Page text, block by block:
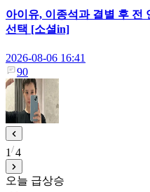
아이유, 이종석과 결별 후 전
선택 [소셜in]
2026-08-06 16:41
90
1 4
오늘 급상승